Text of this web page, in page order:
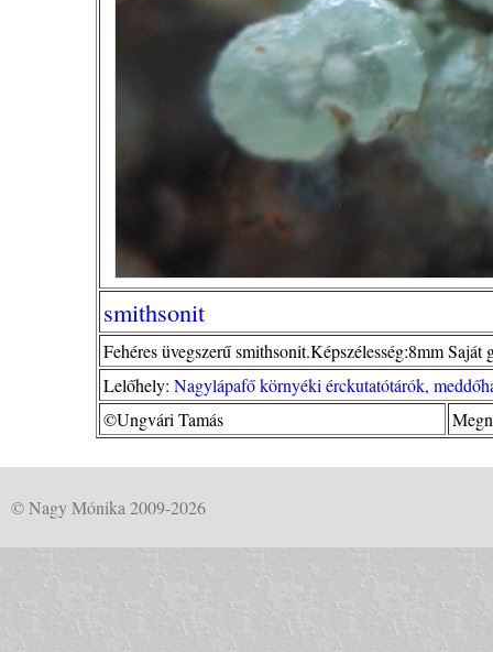
smithsonit
Fehéres üvegszerű smithsonit.Képszélesség:8mm Saját
Lelőhely: Nagylápafő környéki érckutatótárók,
©Ungvári Tamás
© Nagy Mónika 2009-2026